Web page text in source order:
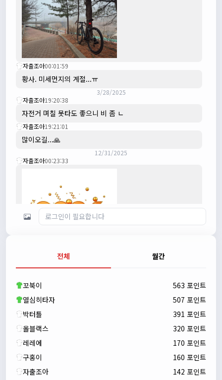
자출조아00:01:59
황사. 미세먼지의 계절...ㅠ
3/28/2025
자출조아19:20:38
자전거 며칠 못타도 좋으니 비 좀 ㄴ
자출조아19:21:01
많이오길...🙏
12/31/2025
자출조아00:23:33
새해 복많이 받으세요!!
자출조아00:23:55
전체 월간
꼬북이
563 포인트
열심히타자
507 포인트
박터틀
391 포인트
올블랙스
320 포인트
레레에
170 포인트
구홍이
160 포인트
자출조아
142 포인트